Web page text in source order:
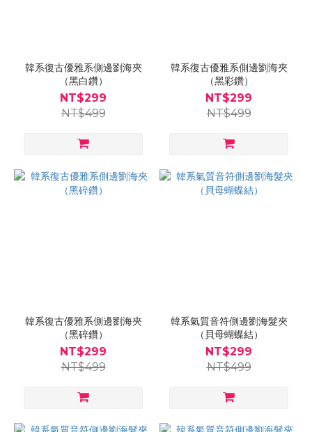
韓系復古優雅系側邊劉海夾
（黑白鑽）
NT$299
NT$499
韓系復古優雅系側邊劉海夾
（黑彩鑽）
NT$299
NT$499
韓系復古優雅系側邊劉海夾
（黑碎鑽）
NT$299
NT$499
韓系氣質音符側邊劉海髮夾
（貝母蝴蝶結）
NT$299
NT$499